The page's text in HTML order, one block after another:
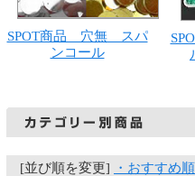
SPOT商品 穴無 スパ
ンコール
[並び順を変更] ・おすすめ順